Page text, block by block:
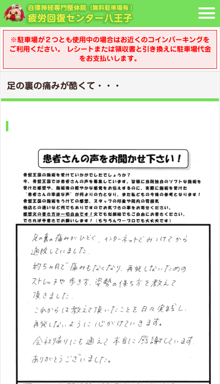
※駐車場が２つとも使用中の場合はお近くのコインパーキングを
ご利用ください。 レシートまたは領収書と引き換えに駐車場代金
をお支払いします。
足の裏の痛みが酷くて・・・